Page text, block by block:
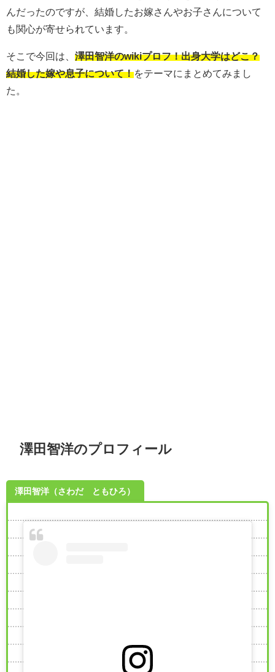
んだったのですが、結婚したお嫁さんやお子さんについて
も関心が寄せられています。
そこで今回は、 澤田智洋のwikiプロフ！出身大学はどこ？
結婚した嫁や息子について！をテーマにまとめてみまし
た。
澤田智洋のプロフィール
澤田智洋（さわだ ともひろ）